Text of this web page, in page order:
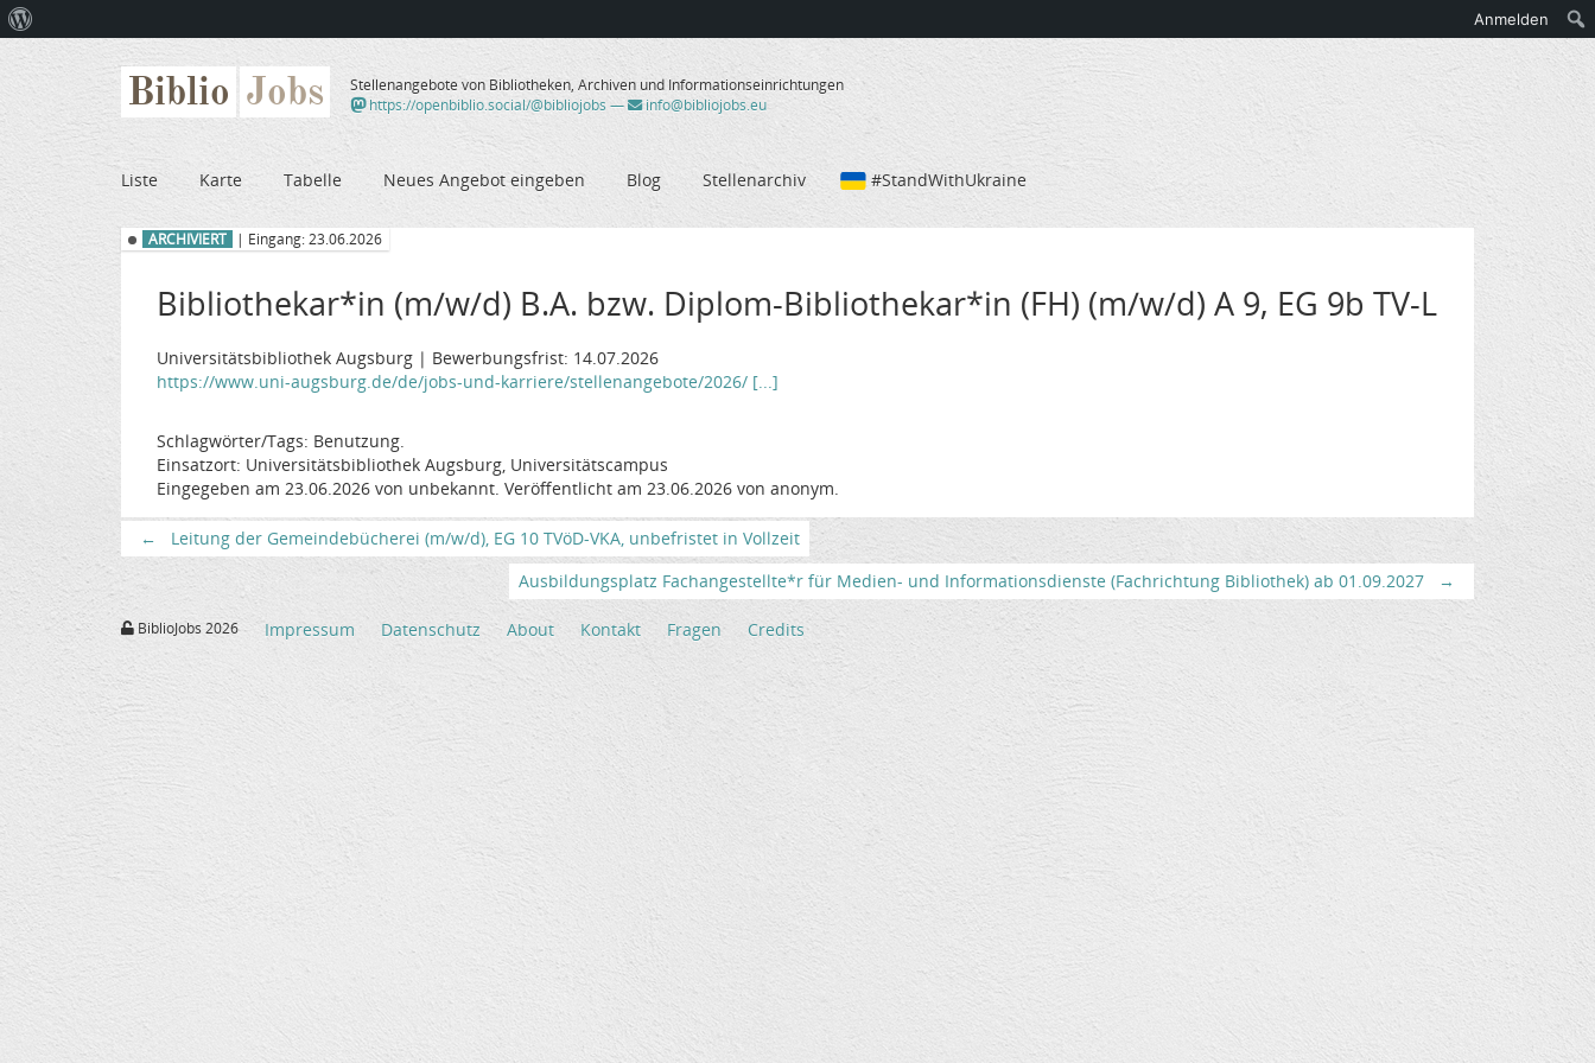
Biblio Jobs
Stellenangebote von Bibliotheken, Archiven und Informationseinrichtungen
https://openbiblio.social/@bibliojobs — info@bibliojobs.eu
Liste Karte Tabelle Neues Angebot eingeben Blog Stellenarchiv #StandWithUkraine
ARCHIVIERT | Eingang: 23.06.2026
Bibliothekar*in (m/w/d) B.A. bzw. Diplom-Bibliothekar*in (FH) (m/w/d) A 9, EG 9b TV-L
Universitätsbibliothek Augsburg | Bewerbungsfrist: 14.07.2026
https://www.uni-augsburg.de/de/jobs-und-karriere/stellenangebote/2026/ [...]
Schlagwörter/Tags: Benutzung.
Einsatzort: Universitätsbibliothek Augsburg, Universitätscampus
Eingegeben am 23.06.2026 von unbekannt. Veröffentlicht am 23.06.2026 von anonym.
←
Leitung der Gemeindebücherei (m/w/d), EG 10 TVöD-VKA, unbefristet in Vollzeit
Ausbildungsplatz Fachangestellte*r für Medien- und Informationsdienste (Fachrichtung Bibliothek) ab 01.09.2027
→
BiblioJobs 2026 Impressum Datenschutz About Kontakt Fragen Credits
WordPress
Anmelden